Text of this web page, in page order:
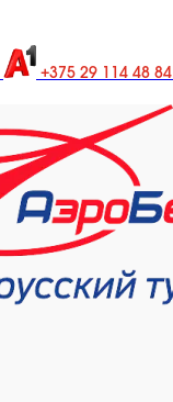
+375 29 114 48 84